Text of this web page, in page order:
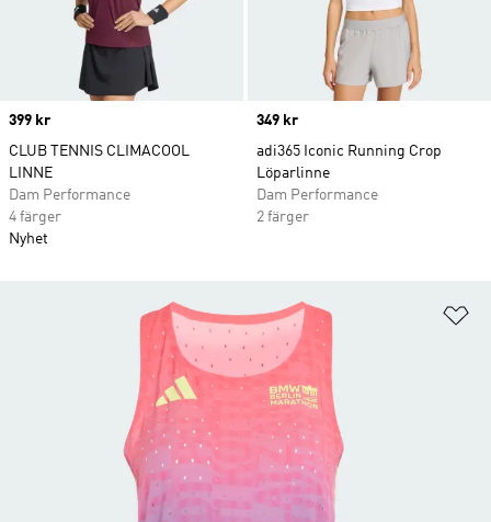
Price
399 kr
CLUB TENNIS CLIMACOOL
LINNE
Dam Performance
4 färger
Nyhet
Price
349 kr
adi365 Iconic Running Crop
Löparlinne
Dam Performance
2 färger